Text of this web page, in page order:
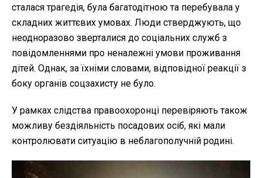
сталася трагедія, була багатодітною та перебувала у
складних життєвих умовах. Люди стверджують, що
неодноразово зверталися до соціальних служб з
повідомленнями про неналежні умови проживання
дітей. Однак, за їхніми словами, відповідної реакції з
боку органів соцзахисту не було.
У рамках слідства правоохоронці перевіряють також
можливу бездіяльність посадових осіб, які мали
контролювати ситуацію в неблагополучній родині.